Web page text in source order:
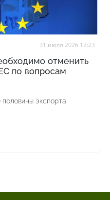
31 июля 2026 12:23
отменить
по вопросам
экспорта